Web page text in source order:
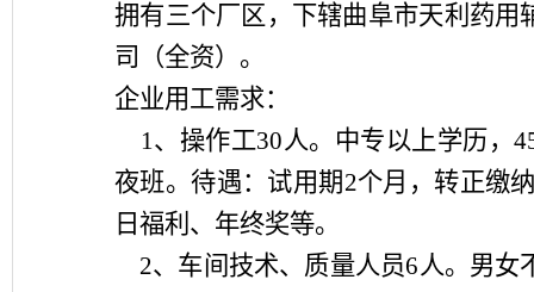
拥有三个厂区，下辖曲阜市天利药
司（全资）。
企业用工需求：
1、操作工30人。中专以上学历，
夜班。待遇：试用期2个月，转正缴
日福利、年终奖等。
2、车间技术、质量人员6人。男女